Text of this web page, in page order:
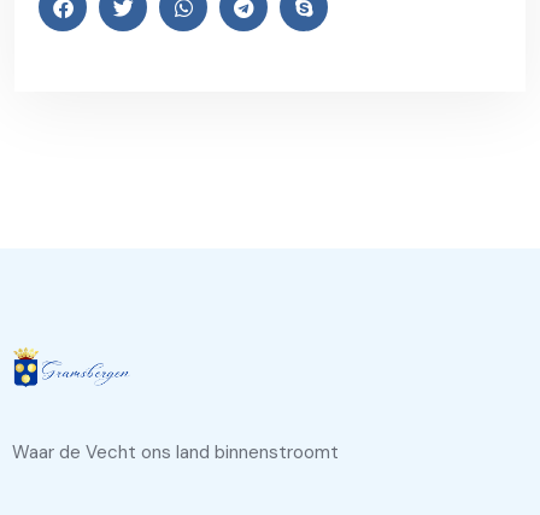
Waar de Vecht ons land binnenstroomt